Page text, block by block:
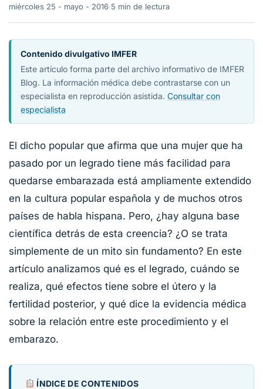
miércoles 25 - mayo - 2016·5 min de lectura
Contenido divulgativo IMFER
Este artículo forma parte del archivo informativo de IMFER
Blog. La información médica debe contrastarse con un
especialista en reproducción asistida. Consultar con
especialista
El dicho popular que afirma que una mujer que ha
pasado por un legrado tiene más facilidad para
quedarse embarazada está ampliamente extendido
en la cultura popular española y de muchos otros
países de habla hispana. Pero, ¿hay alguna base
científica detrás de esta creencia? ¿O se trata
simplemente de un mito sin fundamento? En este
artículo analizamos qué es el legrado, cuándo se
realiza, qué efectos tiene sobre el útero y la
fertilidad posterior, y qué dice la evidencia médica
sobre la relación entre este procedimiento y el
embarazo.
ÍNDICE DE CONTENIDOS